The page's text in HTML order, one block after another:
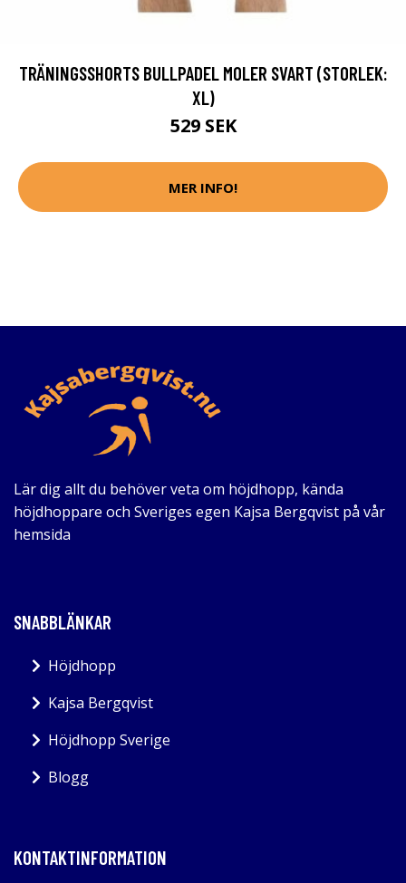
TRÄNINGSSHORTS BULLPADEL MOLER SVART (STORLEK:
XL)
529 SEK
MER INFO!
Lär dig allt du behöver veta om höjdhopp, kända
höjdhoppare och Sveriges egen Kajsa Bergqvist på vår
hemsida
SNABBLÄNKAR
Höjdhopp
Kajsa Bergqvist
Höjdhopp Sverige
Blogg
KONTAKTINFORMATION